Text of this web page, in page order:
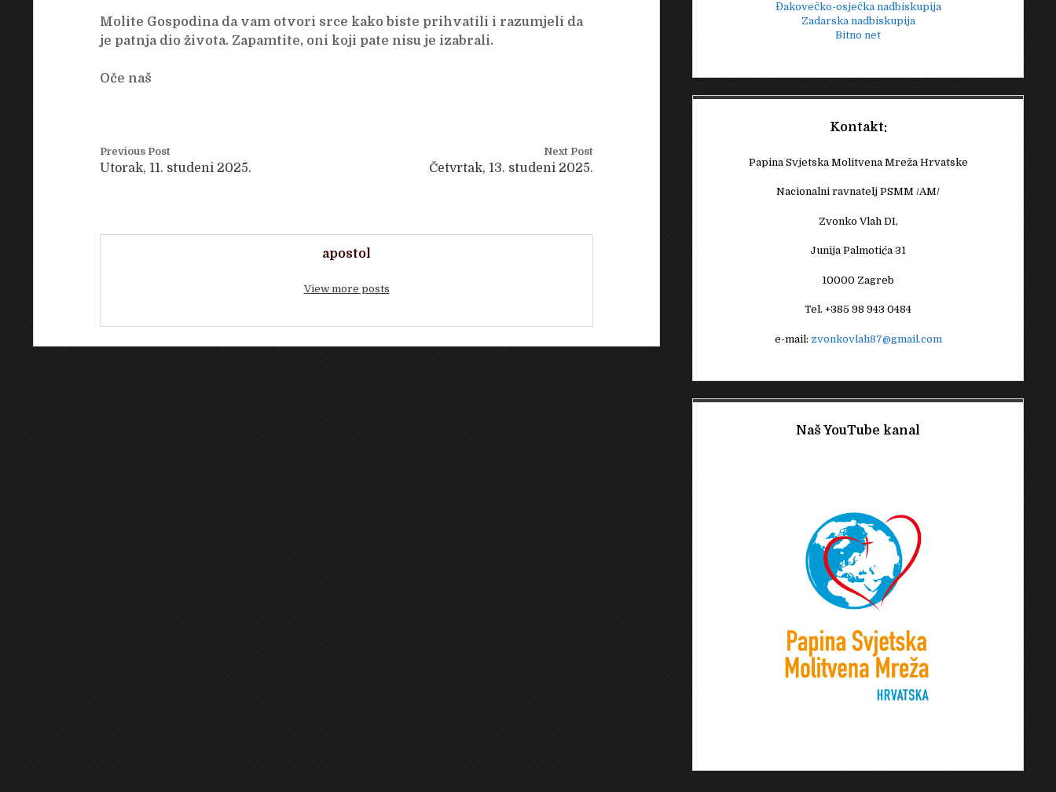
Molite Gospodina da vam otvori srce kako biste prihvatili i razumjeli da
je patnja dio života. Zapamtite, oni koji pate nisu je izabrali.
Oče naš
Previous Post
Utorak, 11. studeni 2025.
Next Post
Četvrtak, 13. studeni 2025.
apostol
View more posts
Đakovečko-osječka nadbiskupija
Zadarska nadbiskupija
Bitno net
Kontakt:
Papina Svjetska Molitvena Mreža Hrvatske
Nacionalni ravnatelj PSMM /AM/
Zvonko Vlah DI,
Junija Palmotića 31
10000 Zagreb
Tel. +385 98 943 0484
e-mail: zvonkovlah87@gmail.com
Naš YouTube kanal